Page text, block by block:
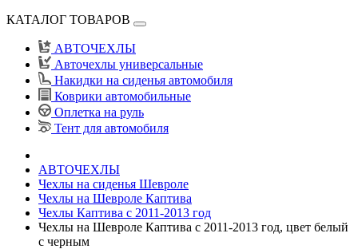
КАТАЛОГ ТОВАРОВ
АВТОЧЕХЛЫ
Авточехлы универсальные
Накидки на сиденья автомобиля
Коврики автомобильные
Оплетка на руль
Тент для автомобиля
АВТОЧЕХЛЫ
Чехлы на сиденья Шевроле
Чехлы на Шевроле Каптива
Чехлы Каптива с 2011-2013 год
Чехлы на Шевроле Каптива с 2011-2013 год, цвет белый
с черным